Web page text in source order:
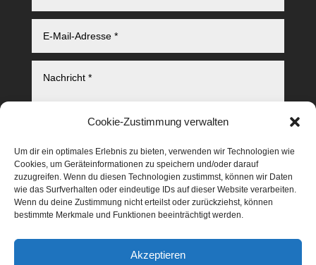
Cookie-Zustimmung verwalten
Um dir ein optimales Erlebnis zu bieten, verwenden wir Technologien wie
Cookies, um Geräteinformationen zu speichern und/oder darauf
zuzugreifen. Wenn du diesen Technologien zustimmst, können wir Daten
wie das Surfverhalten oder eindeutige IDs auf dieser Website verarbeiten.
Wenn du deine Zustimmung nicht erteilst oder zurückziehst, können
bestimmte Merkmale und Funktionen beeinträchtigt werden.
Akzeptieren
Senden
Impressum
Datenschutzerklärung